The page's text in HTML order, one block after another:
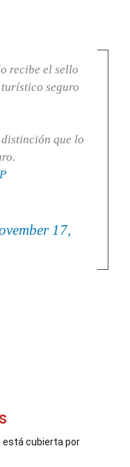
recibe el sello
turístico seguro
que lo
17,
está cubierta por